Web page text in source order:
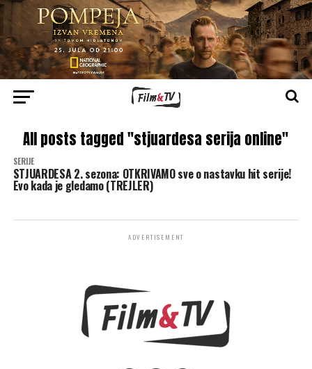
All posts tagged "stjuardesa serija online"
SERIJE
STJUARDESA 2. sezona: OTKRIVAMO sve o nastavku hit serije!
Evo kada je gledamo (TREJLER)
ADVERTISEMENT